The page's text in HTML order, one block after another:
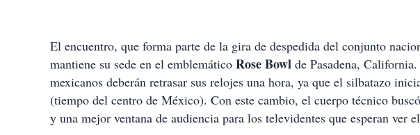
El encuentro, que forma parte de la gira de despedida del conjunto
mantiene su sede en el emblemático Rose Bowl de Pasadena,
mexicanos deberán retrasar sus relojes una hora, ya que el silbatazo
(tiempo del centro de México). Con este cambio, el cuerpo técnico
y una mejor ventana de audiencia para los televidentes que esperan ver